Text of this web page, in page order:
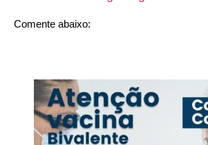
Comente abaixo: